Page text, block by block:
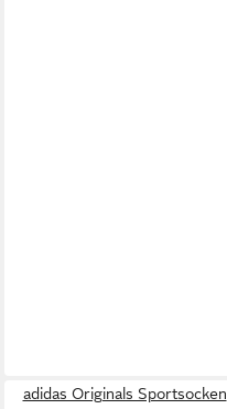
adidas Originals Sportsocken